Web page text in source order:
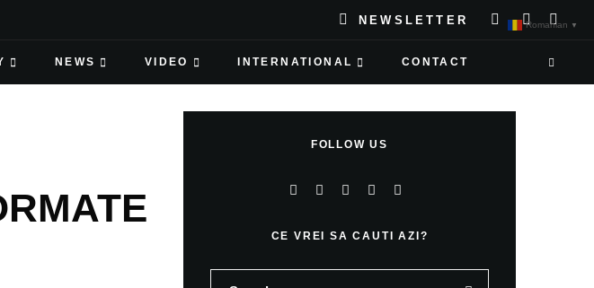
NEWSLETTER
NEWS VIDEO INTERNATIONAL CONTACT
FOLLOW US
CE VREI SA CAUTI AZI?
Romanian ▼